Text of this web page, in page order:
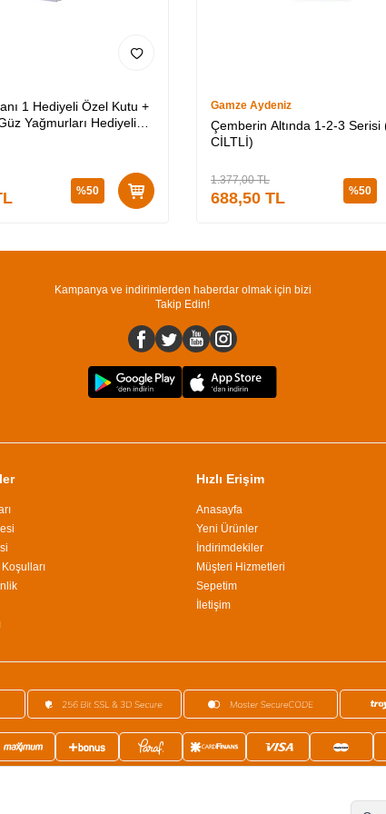
1 Hediyeli Özel Kutu +
Yağmurları Hediyeli
%50
Gamze Aydeniz
Çemberin Altında 1-2-3 Serisi
CİLTLİ)
1.377,00TL
688,50 TL %50
Kampanya ve indirimlerden haberdar olmak için bizi
Takip Edin!
Hızlı Erişim
Anasayfa
Yeni Ürünler
İndirimdekiler
Müşteri Hizmetleri
Sepetim
İletişim